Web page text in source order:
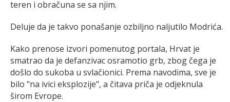
teren i obračuna se sa njim.
Deluje da je takvo ponašanje ozbiljno naljutilo Modrića.
Kako prenose izvori pomenutog portala, Hrvat je
smatrao da je defanzivac osramotio grb, zbog čega je
došlo do sukoba u svlačionici. Prema navodima, sve je
bilo "na ivici eksplozije", a čitava priča je odjeknula
širom Evrope.